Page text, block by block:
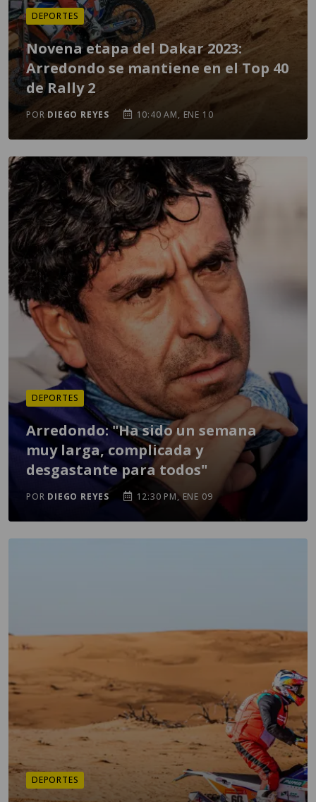
DEPORTES
Novena etapa del Dakar 2023:
Arredondo se mantiene en el Top 40
de Rally 2
POR DIEGO REYES 10:40 AM, ENE 10
DEPORTES
Arredondo: "Ha sido un semana
muy larga, complicada y
desgastante para todos"
POR DIEGO REYES 12:30 PM, ENE 09
DEPORTES